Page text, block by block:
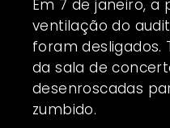
Em 7 de janeiro, a
ventilação do
foram desligados.
da sala de
desenroscadas
zumbido.